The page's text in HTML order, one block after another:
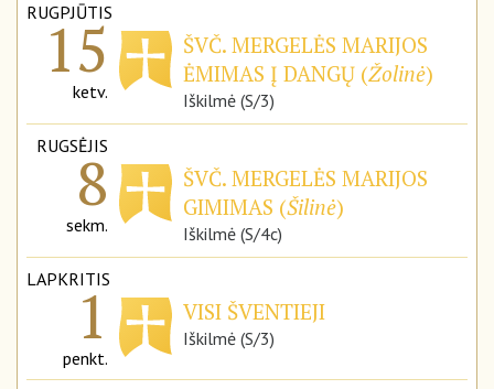
RUGPJŪTIS
15
ketv.
ŠVČ. MERGELĖS MARIJOS
ĖMIMAS Į DANGŲ (Žolinė)
Iškilmė (S/3)
RUGSĖJIS
8
sekm.
ŠVČ. MERGELĖS MARIJOS
GIMIMAS (Šilinė)
Iškilmė (S/4c)
LAPKRITIS
1
penkt.
VISI ŠVENTIEJI
Iškilmė (S/3)